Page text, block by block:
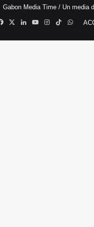
Gabon Media Time / Un media
Facebook
X LinkedinYouTubeInstagram
TikTok